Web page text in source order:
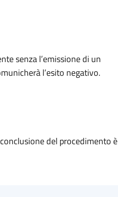
senza l’emissione di un
l’esito negativo.
del procedimento è